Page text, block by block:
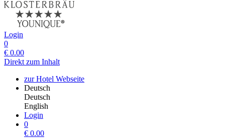
Login
0
€ 0.00
Direkt zum Inhalt
zur Hotel Webseite
Deutsch
Deutsch
English
Login
0
€ 0.00